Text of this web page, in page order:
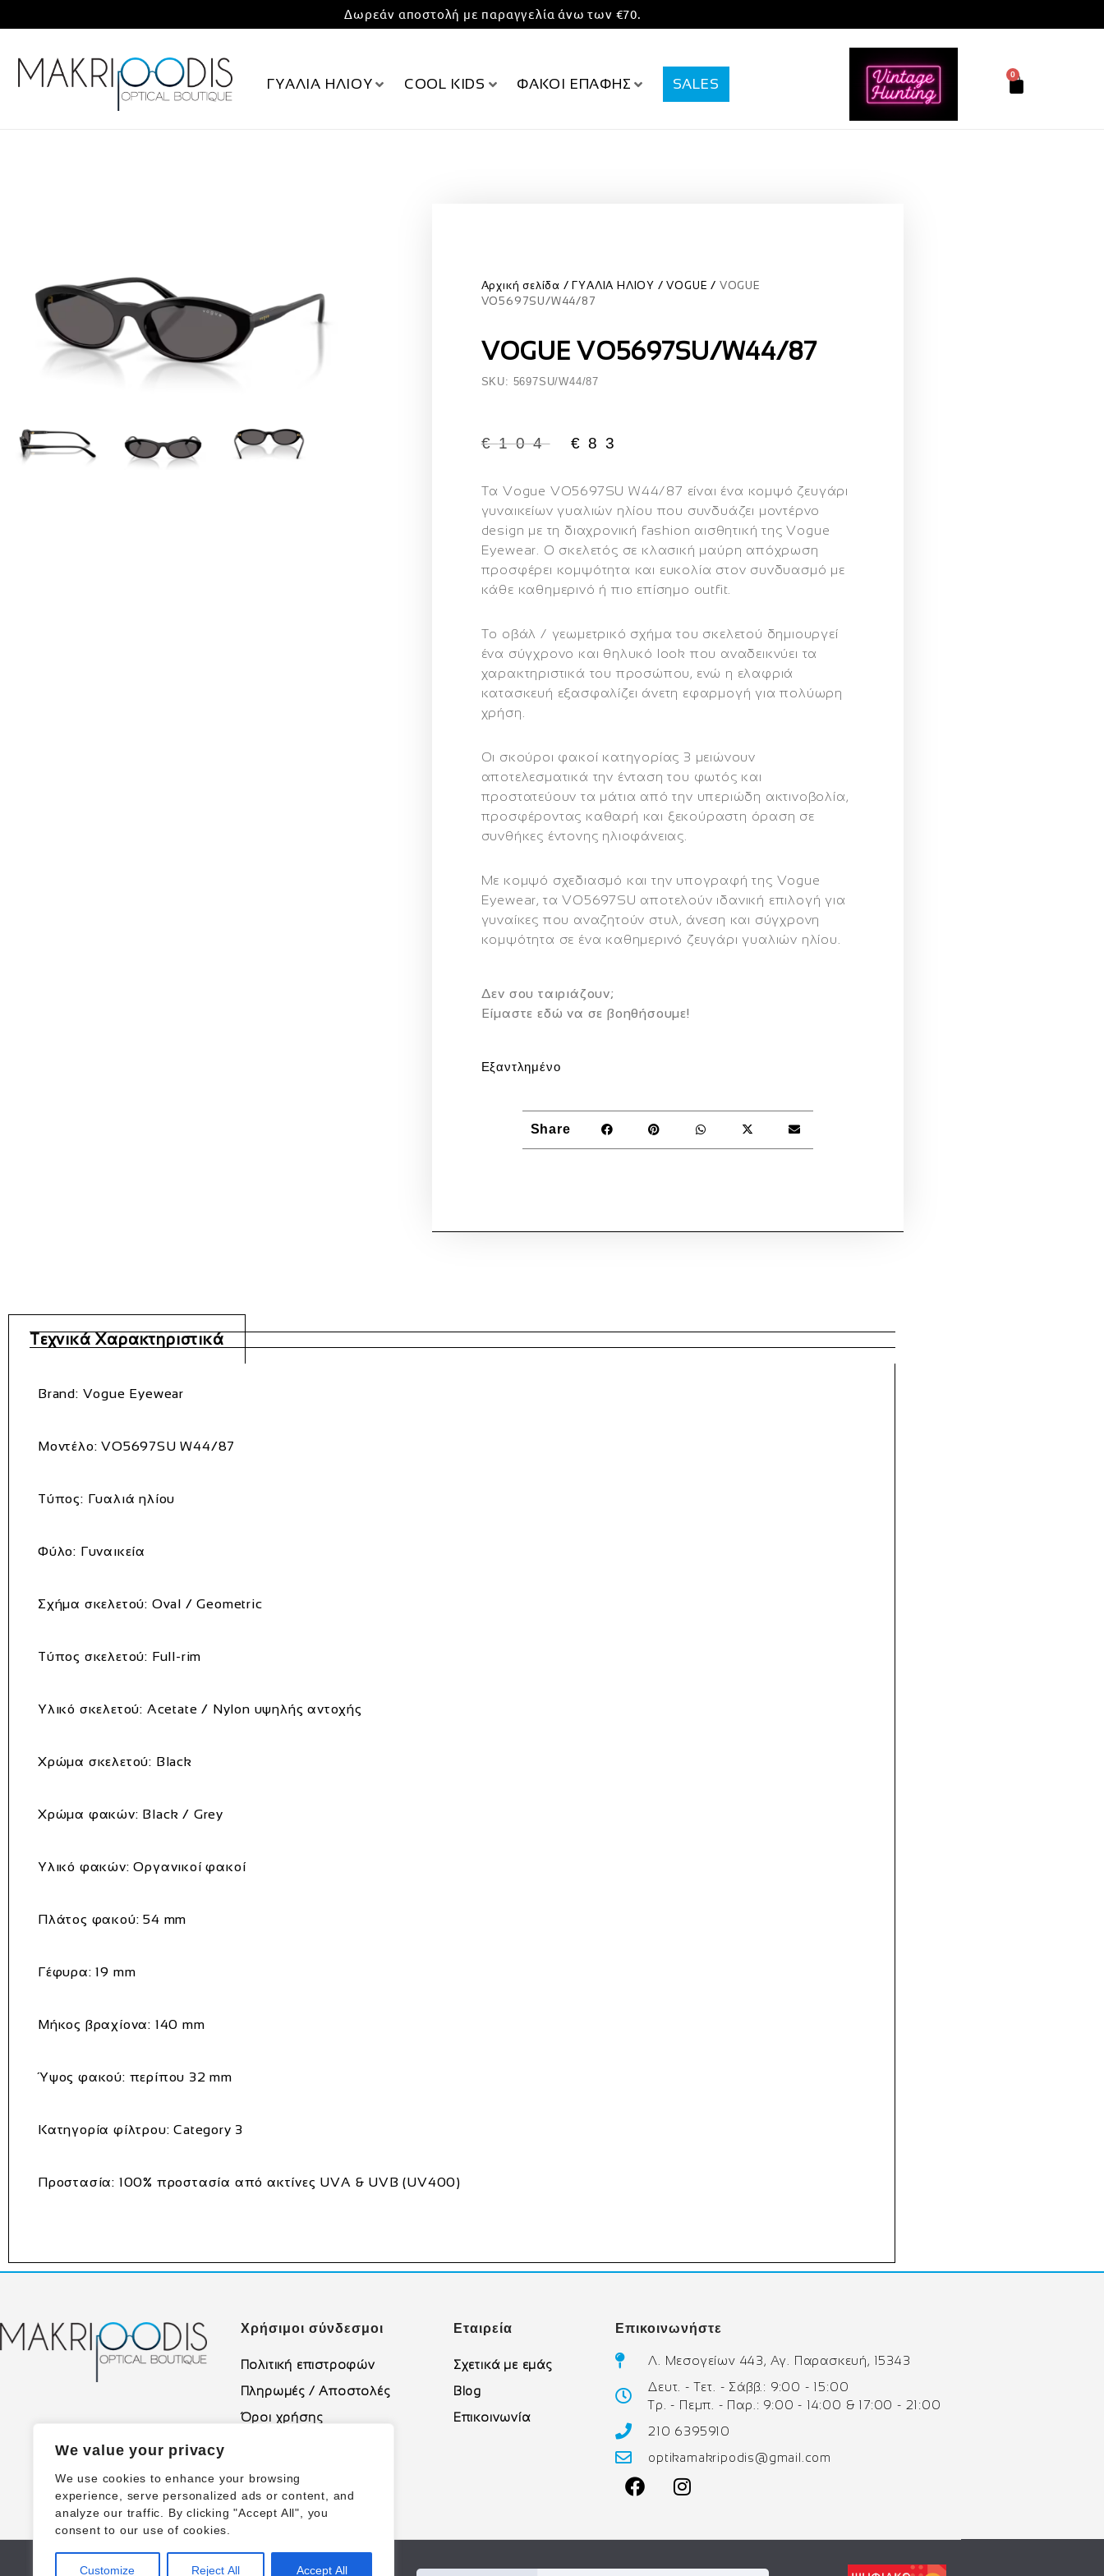
We value your privacy
We use cookies to enhance your browsing
experience, serve personalized ads or content, and
analyze our traffic. By clicking "Accept All", you
consent to our use of cookies.
Customize Reject All Accept All
Δωρεάν αποστολή με παραγγελία άνω των €70.
ΓΥΑΛΙΑ ΗΛΙΟΥ COOL KIDS ΦΑΚΟΙ ΕΠΑΦΗΣ SALES
0
Αρχική σελίδα ΓΥΑΛΙΑ ΗΛΙΟΥ VOGUE
VOGUE
VO5697SU/W44/87
VOGUE VO5697SU/W44/87
SKU: 5697SU/W44/87
€104 € 83
Τα Vogue VO5697SU W44/87 είναι ένα κομψό ζευγάρι
γυναικείων γυαλιών ηλίου που συνδυάζει μοντέρνο
design με τη διαχρονική fashion αισθητική της Vogue
Eyewear. Ο σκελετός σε κλασική μαύρη απόχρωση
προσφέρει κομψότητα και ευκολία στον συνδυασμό με
κάθε καθημερινό ή πιο επίσημο outfit.
Το οβάλ / γεωμετρικό σχήμα του σκελετού δημιουργεί
ένα σύγχρονο και θηλυκό look που αναδεικνύει τα
χαρακτηριστικά του προσώπου, ενώ η ελαφριά
κατασκευή εξασφαλίζει άνετη εφαρμογή για πολύωρη
χρήση.
Οι σκούροι φακοί κατηγορίας 3 μειώνουν
αποτελεσματικά την ένταση του φωτός και
προστατεύουν τα μάτια από την υπεριώδη ακτινοβολία,
προσφέροντας καθαρή και ξεκούραστη όραση σε
συνθήκες έντονης ηλιοφάνειας.
Με κομψό σχεδιασμό και την υπογραφή της Vogue
Eyewear, τα VO5697SU αποτελούν ιδανική επιλογή για
γυναίκες που αναζητούν στυλ, άνεση και σύγχρονη
κομψότητα σε ένα καθημερινό ζευγάρι γυαλιών ηλίου.
Δεν σου ταιριάζουν;
Eίμαστε εδώ να σε βοηθήσουμε!
Εξαντλημένο
Share
Τεχνικά Χαρακτηριστικά
Brand: Vogue Eyewear
Μοντέλο: VO5697SU W44/87
Τύπος: Γυαλιά ηλίου
Φύλο: Γυναικεία
Σχήμα σκελετού: Oval / Geometric
Τύπος σκελετού: Full-rim
Υλικό σκελετού: Acetate / Nylon υψηλής αντοχής
Χρώμα σκελετού: Black
Χρώμα φακών: Black / Grey
Υλικό φακών: Οργανικοί φακοί
Πλάτος φακού: 54 mm
Γέφυρα: 19 mm
Μήκος βραχίονα: 140 mm
Ύψος φακού: περίπου 32 mm
Κατηγορία φίλτρου: Category 3
Προστασία: 100% προστασία από ακτίνες UVA & UVB (UV400)
Χρήσιμοι σύνδεσμοι
Πολιτική επιστροφών
Πληρωμές / Αποστολές
Όροι χρήσης
Εταιρεία
Σχετικά με εμάς
Blog
Επικοινωνία
Επικοινωνήστε
Λ. Μεσογείων 443, Αγ. Παρασκευή, 15343
Δευτ. - Τετ. - Σάββ.: 9:00 - 15:00
Τρ. - Πεμπ. - Παρ.: 9:00 - 14:00 & 17:00 - 21:00
210 6395910
optikamakripodis@gmail.com